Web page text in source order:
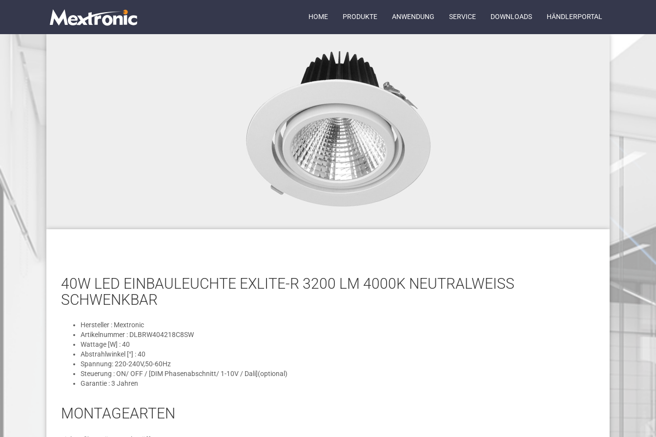
HOME PRODUKTE ANWENDUNG SERVICE DOWNLOADS HÄNDLERPORTAL
40W LED EINBAULEUCHTE EXLITE-R 3200 LM 4000K NEUTRALWEISS S
CHWENKBAR
Hersteller : Mextronic
Artikelnummer : DLBRW404218C8SW
Wattage [W] : 40
Abstrahlwinkel [°] : 40
Spannung: 220-240V,50-60Hz
Steuerung : ON/ OFF / [DIM Phasenabschnitt/ 1-10V / Dali](optional)
Garantie : 3 Jahren
MONTAGEARTEN